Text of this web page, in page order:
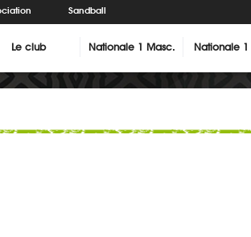
Sandball
Le club Nationale 1 Masc. Nationale 1